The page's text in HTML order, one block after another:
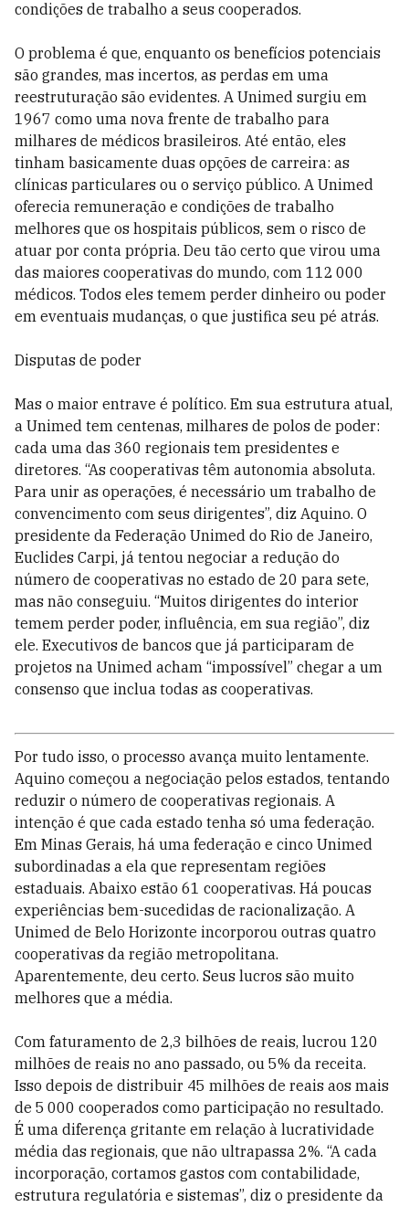
condições de trabalho a seus cooperados.
O problema é que, enquanto os benefícios potenciais
são grandes, mas incertos, as perdas em uma
reestruturação são evidentes. A Unimed surgiu em
1967 como uma nova frente de trabalho para
milhares de médicos brasileiros. Até então, eles
tinham basicamente duas opções de carreira: as
clínicas particulares ou o serviço público. A Unimed
oferecia remuneração e condições de trabalho
melhores que os hospitais públicos, sem o risco de
atuar por conta própria. Deu tão certo que virou uma
das maiores cooperativas do mundo, com 112 000
médicos. Todos eles temem perder dinheiro ou poder
em eventuais mudanças, o que justifica seu pé atrás.
Disputas de poder
Mas o maior entrave é político. Em sua estrutura atual,
a Unimed tem centenas, milhares de polos de poder:
cada uma das 360 regionais tem presidentes e
diretores. “As cooperativas têm autonomia absoluta.
Para unir as operações, é necessário um trabalho de
convencimento com seus dirigentes”, diz Aquino. O
presidente da Federação Unimed do Rio de Janeiro,
Euclides Carpi, já tentou negociar a redução do
número de cooperativas no estado de 20 para sete,
mas não conseguiu. “Muitos dirigentes do interior
temem perder poder, influência, em sua região”, diz
ele. Executivos de bancos que já participaram de
projetos na Unimed acham “impossível” chegar a um
consenso que inclua todas as cooperativas.
Por tudo isso, o processo avança muito lentamente.
Aquino começou a negociação pelos estados, tentando
reduzir o número de cooperativas regionais. A
intenção é que cada estado tenha só uma federação.
Em Minas Gerais, há uma federação e cinco Unimed
subordinadas a ela que representam regiões
estaduais. Abaixo estão 61 cooperativas. Há poucas
experiências bem-sucedidas de racionalização. A
Unimed de Belo Horizonte incorporou outras quatro
cooperativas da região metropolitana.
Aparentemente, deu certo. Seus lucros são muito
melhores que a média.
Com faturamento de 2,3 bilhões de reais, lucrou 120
milhões de reais no ano passado, ou 5% da receita.
Isso depois de distribuir 45 milhões de reais aos mais
de 5 000 cooperados como participação no resultado.
É uma diferença gritante em relação à lucratividade
média das regionais, que não ultrapassa 2%. “A cada
incorporação, cortamos gastos com contabilidade,
estrutura regulatória e sistemas”, diz o presidente da